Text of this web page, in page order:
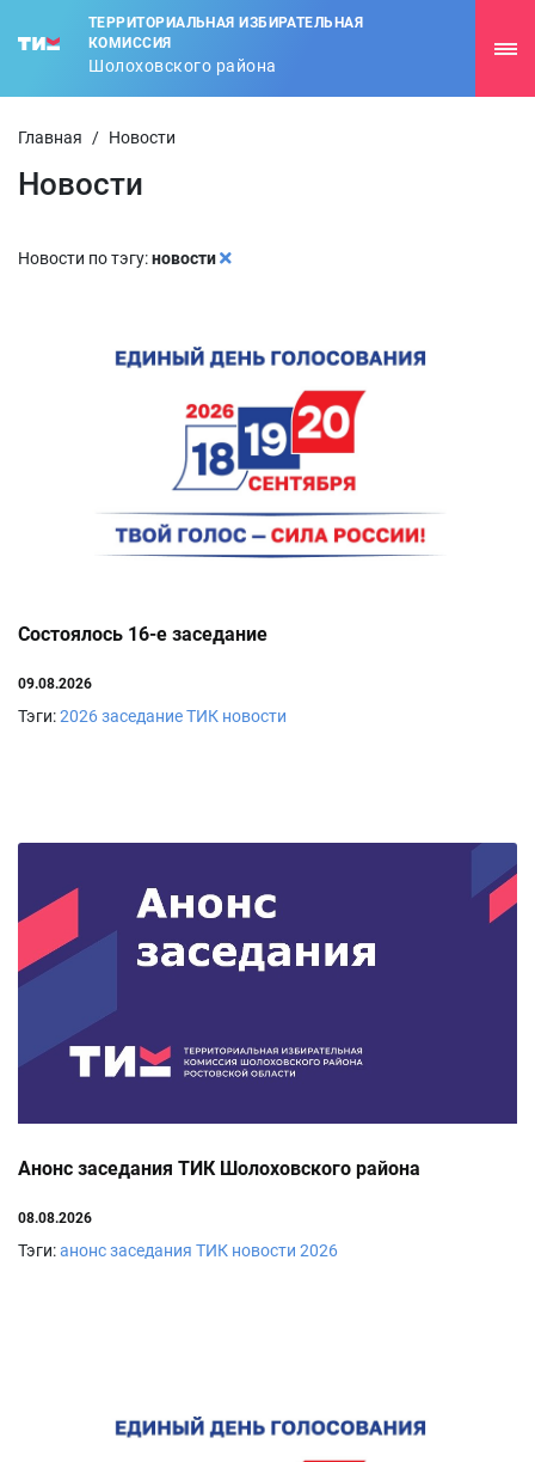
ТЕРРИТОРИАЛЬНАЯ ИЗБИРАТЕЛЬНАЯ
КОМИССИЯ
Шолоховского района
Главная / Новости
Новости
Новости по тэгу:новости
Состоялось 16-е заседание
09.08.2026
Тэги:2026заседание ТИК новости
Анонс заседания ТИК Шолоховского района
08.08.2026
Тэги:анонс заседания ТИК новости 2026